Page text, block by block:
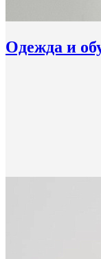
Одежда и